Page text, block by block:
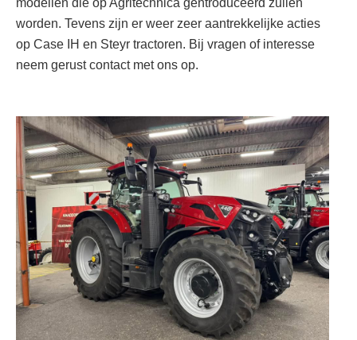
modellen die op Agritechnica gentroduceerd zullen
worden. Tevens zijn er weer zeer aantrekkelijke acties
op Case IH en Steyr tractoren. Bij vragen of interesse
neem gerust contact met ons op.